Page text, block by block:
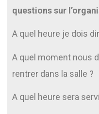
questions sur
A quel heure je dois
A quel moment nous
rentrer dans la salle ?
A quel heure sera